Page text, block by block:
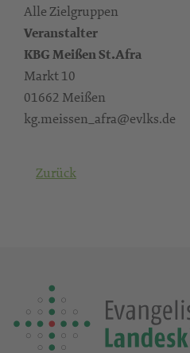
Alle Zielgruppen
Veranstalter
KBG Meißen St.Afra
Markt 10
01662 Meißen
kg.meissen_afra@evlks.de
Zurück